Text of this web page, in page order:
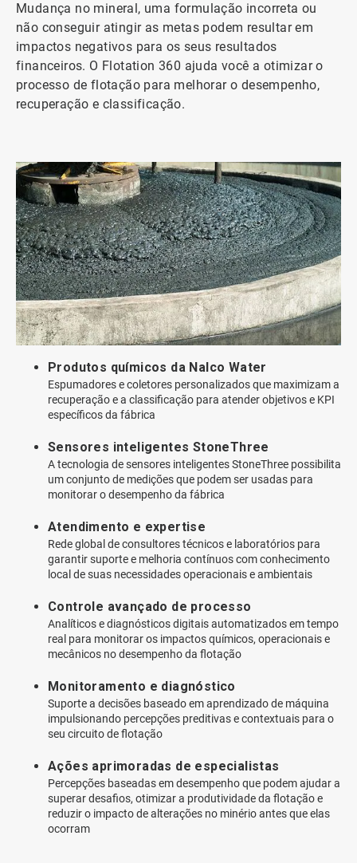
Mudança no mineral, uma formulação incorreta ou
não conseguir atingir as metas podem resultar em
impactos negativos para os seus resultados
financeiros. O Flotation 360 ajuda você a otimizar o
processo de flotação para melhorar o desempenho,
recuperação e classificação.
Produtos químicos da Nalco Water
Espumadores e coletores personalizados que maximizam a
recuperação e a classificação para atender objetivos e KPI
específicos da fábrica
Sensores inteligentes StoneThree
A tecnologia de sensores inteligentes StoneThree possibilita
um conjunto de medições que podem ser usadas para
monitorar o desempenho da fábrica
Atendimento e expertise
Rede global de consultores técnicos e laboratórios para
garantir suporte e melhoria contínuos com conhecimento
local de suas necessidades operacionais e ambientais
Controle avançado de processo
Analíticos e diagnósticos digitais automatizados em tempo
real para monitorar os impactos químicos, operacionais e
mecânicos no desempenho da flotação
Monitoramento e diagnóstico
Suporte a decisões baseado em aprendizado de máquina
impulsionando percepções preditivas e contextuais para o
seu circuito de flotação
Ações aprimoradas de especialistas
Percepções baseadas em desempenho que podem ajudar a
superar desafios, otimizar a produtividade da flotação e
reduzir o impacto de alterações no minério antes que elas
ocorram